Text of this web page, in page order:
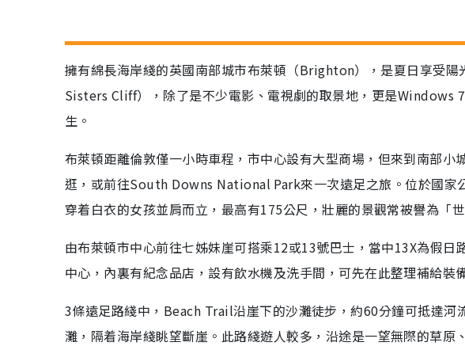
擁有綿長海岸綫的英國南部城市布萊頓（Brighton），是夏日享受
Sisters Cliff），除了是不少電影、電視劇的取景地，更是Windows
生。
布萊頓距離倫敦僅一小時車程，市中心設有大型商場，但來到南部
逛，或前往South Downs National Park來一次遠足之旅。位於國家
穿着白衣的女孩並肩而立，最高有175公尺，壯麗的景觀常被譽為「
由布萊頓市中心前往七姊妹崖可搭乘12或13號巴士，當中13X為假
中心，內裏有紀念品店，設有飲水機及洗手間，可先在此整理補給裝
3條遠足路綫中，Beach Trail沿崖下的沙灘徒步，約60分鐘可抵達
灘，隔着海岸綫眺望斷崖。此路綫遊人較多，沿途是一望無際的草原